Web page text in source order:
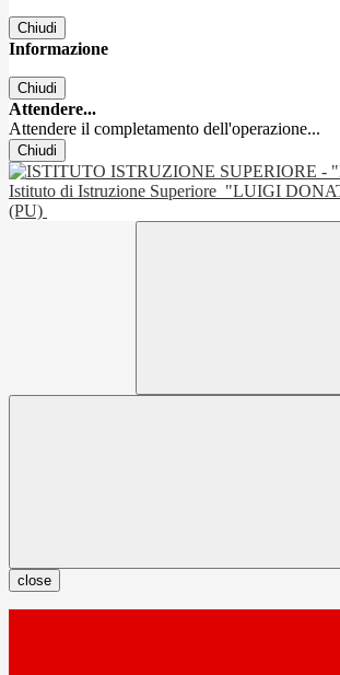
Chiudi
Informazione
Chiudi
Attendere...
Attendere il completamento dell'operazione...
Chiudi
Istituto di Istruzione Superiore "LUIGI
(PU)
close